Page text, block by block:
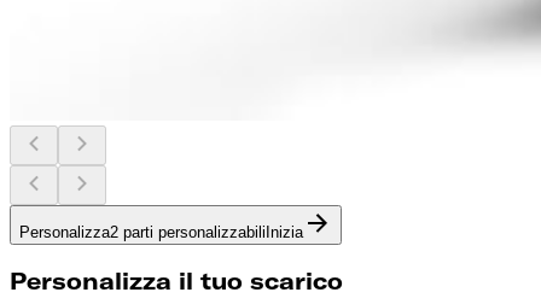
Personalizza2 parti personalizzabiliInizia
Personalizza il tuo scarico